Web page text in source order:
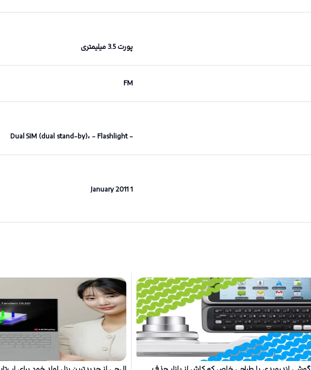
پورت 3.5 میلیمتری
FM
- Dual SIM (dual stand-by)، - Flashlight
1 January 2011